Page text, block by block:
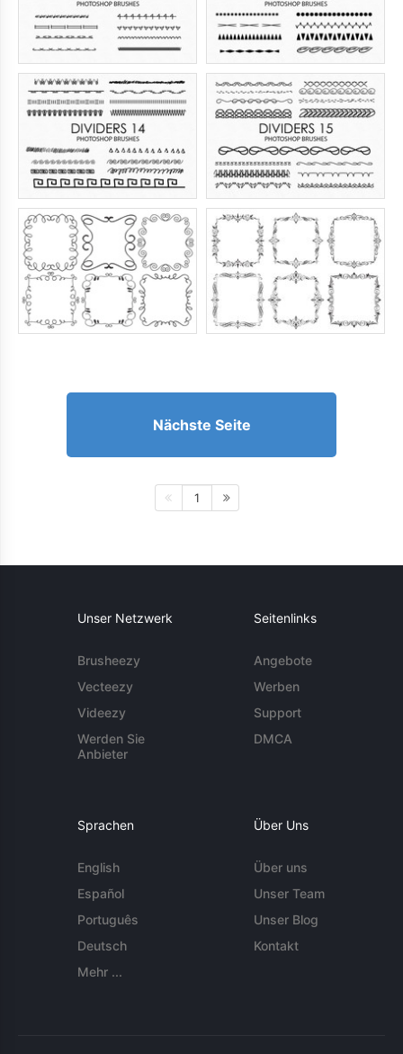
Nächste Seite
1
Unser Netzwerk
Brusheezy
Vecteezy
Videezy
Werden Sie
Anbieter
Seitenlinks
Angebote
Werben
Support
DMCA
Sprachen
English
Español
Português
Deutsch
Mehr ...
Über Uns
Über uns
Unser Team
Unser Blog
Kontakt